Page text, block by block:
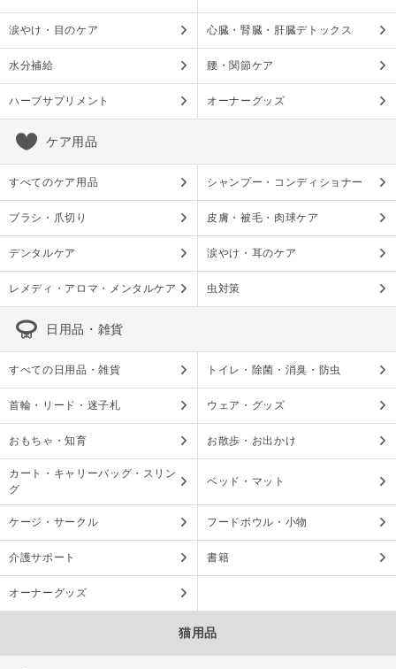
涙やけ・目のケア 心臓・腎臓・肝臓デトックス
水分補給 腰・関節ケア
ハーブサプリメント オーナーグッズ
ケア用品
すべてのケア用品 シャンプー・コンディショナー
ブラシ・爪切り 皮膚・被毛・肉球ケア
デンタルケア 涙やけ・耳のケア
レメディ・アロマ・メンタルケア 虫対策
日用品・雑貨
すべての日用品・雑貨 トイレ・除菌・消臭・防虫
首輪・リード・迷子札 ウェア・グッズ
おもちゃ・知育 お散歩・お出かけ
カート・キャリーバッグ・スリン
グ
ベッド・マット
ケージ・サークル フードボウル・小物
介護サポート 書籍
オーナーグッズ
猫用品